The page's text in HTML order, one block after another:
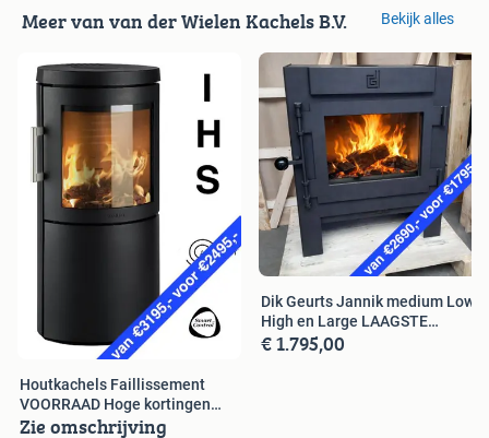
Meer van van der Wielen Kachels B.V. Bekijk alles
Houtkachels Faillissement
VOORRAAD Hoge kortingen
Garantie
Zie omschrijving
Dik Geurts Jannik medium Low
High en Large LAAGSTE
PRIJS!!
€ 1.795,00